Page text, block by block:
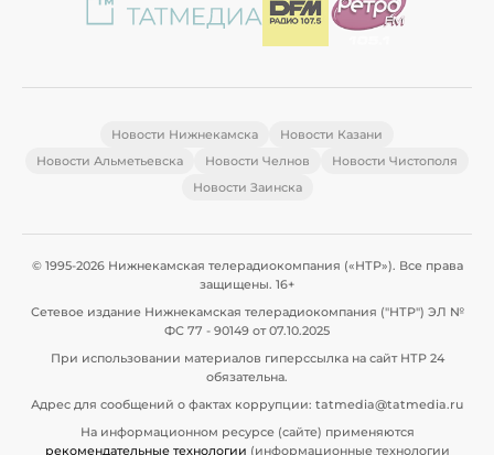
Новости Нижнекамска
Новости Казани
Новости Альметьевска
Новости Челнов
Новости Чистополя
Новости Заинска
© 1995-2026 Нижнекамская телерадиокомпания («НТР»). Все права
защищены. 16+
Сетевое издание Нижнекамская телерадиокомпания ("НТР") ЭЛ №
ФС 77 - 90149 от 07.10.2025
При использовании материалов гиперссылка на сайт НТР 24
обязательна.
Адрес для сообщений о фактах коррупции: tatmedia@tatmedia.ru
На информационном ресурсе (сайте) применяются
рекомендательные технологии (информационные технологии